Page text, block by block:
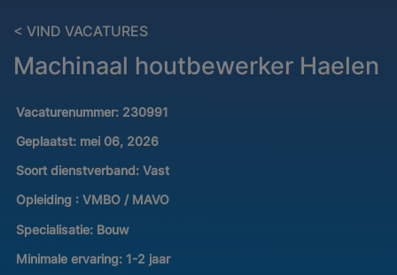
< VIND VACATURES
Machinaal houtbewerker Haelen
Vacaturenummer: 230991
Geplaatst: mei 06, 2026
Soort dienstverband: Vast
Opleiding : VMBO / MAVO
Specialisatie: Bouw
Minimale ervaring: 1-2 jaar